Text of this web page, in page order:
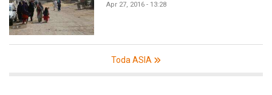
Apr 27, 2016 - 13:28
Toda ASIA